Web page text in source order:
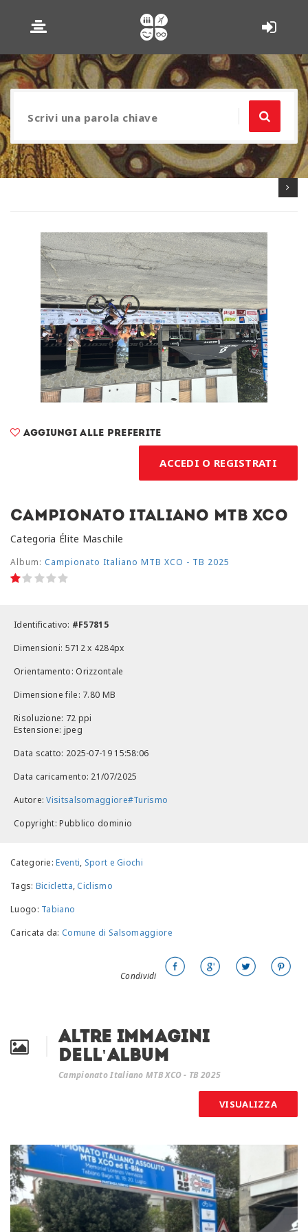
Aggiungi alle preferite
ACCEDI O REGISTRATI
Campionato Italiano MTB XCO
Categoria Élite Maschile
Album: Campionato Italiano MTB XCO - TB 2025
Identificativo: #F57815
Dimensioni: 5712 x 4284px
Orientamento: Orizzontale
Dimensione file: 7.80 MB
Risoluzione: 72 ppi
Estensione: jpeg
Data scatto: 2025-07-19 15:58:06
Data caricamento: 21/07/2025
Autore:Visitsalsomaggiore#Turismo
Copyright: Pubblico dominio
Categorie:Eventi, Sport e Giochi
Tags: Bicicletta,Ciclismo
Luogo: Tabiano
Caricata da: Comune di Salsomaggiore
Condividi
Altre immagini
dell'album
Campionato Italiano MTB XCO - TB 2025
VISUALIZZA